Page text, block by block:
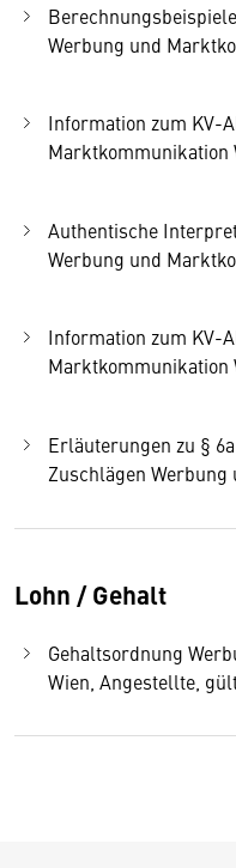
Werbung und
Information zum KV-
Marktkommunikation
Authentische
Werbung und
Information zum KV-
Marktkommunikation
Erläuterungen zu §
Zuschlägen
Lohn / Gehalt
Gehaltsordnung
Wien, Angestellte,